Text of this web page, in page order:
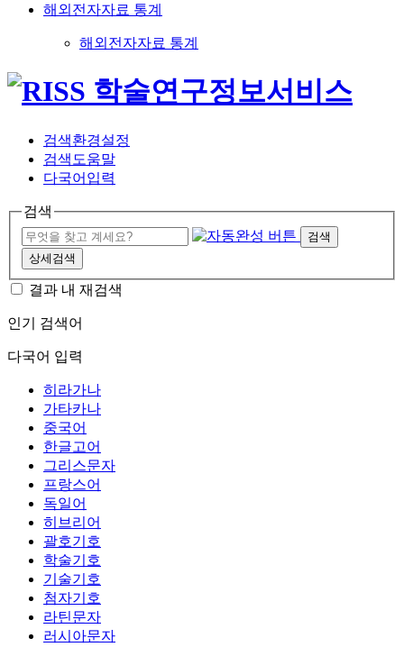
해외전자자료 통계
해외전자자료 통계
검색환경설정
검색도움말
다국어입력
검색
검색
상세검색
결과 내 재검색
인기 검색어
다국어 입력
히라가나
가타카나
중국어
한글고어
그리스문자
프랑스어
독일어
히브리어
괄호기호
학술기호
기술기호
첨자기호
라틴문자
러시아문자